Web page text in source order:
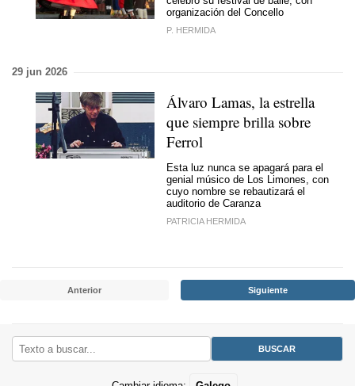
organización del Concello
P. HERMIDA
29 jun 2026
Álvaro Lamas, la estrella
que siempre brilla sobre
Ferrol
Esta luz nunca se apagará para el
genial músico de Los Limones, con
cuyo nombre se rebautizará el
auditorio de Caranza
PATRICIA HERMIDA
Anterior Siguiente